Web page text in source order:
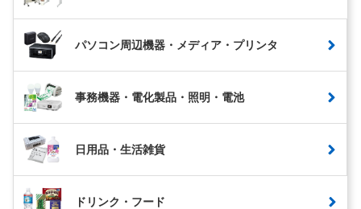
パソコン周辺機器・メディア・プリンタ
事務機器・電化製品・照明・電池
日用品・生活雑貨
ドリンク・フード